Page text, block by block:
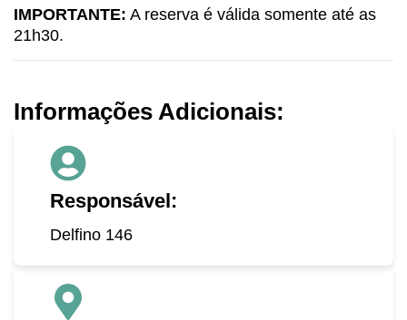
IMPORTANTE: A reserva é válida somente até as
21h30.
Informações Adicionais:
Responsável:
Delfino 146